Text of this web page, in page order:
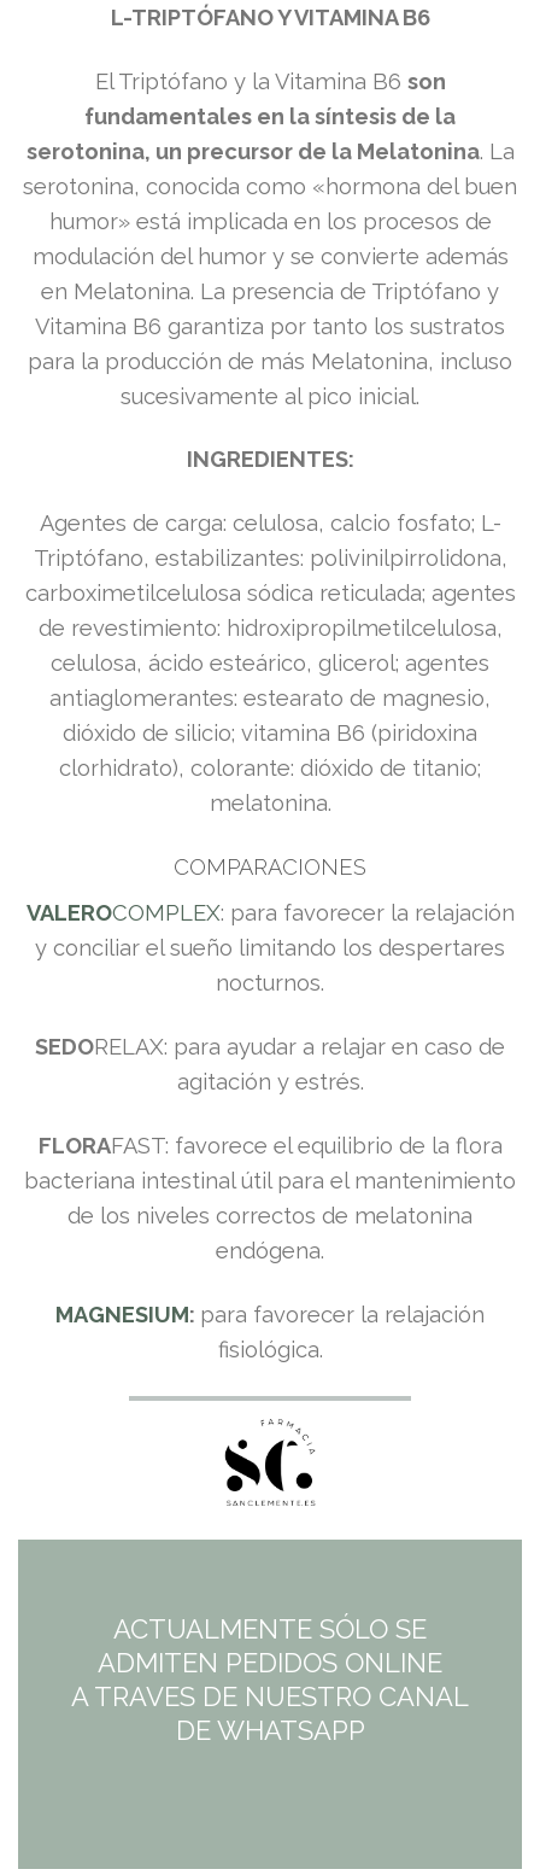
L-TRIPTÓFANO Y VITAMINA B6
El Triptófano y la Vitamina B6 son
fundamentales en la síntesis de la
serotonina, un precursor de la Melatonina. La
serotonina, conocida como «hormona del buen
humor» está implicada en los procesos de
modulación del humor y se convierte además
en Melatonina. La presencia de Triptófano y
Vitamina B6 garantiza por tanto los sustratos
para la producción de más Melatonina, incluso
sucesivamente al pico inicial.
​INGREDIENTES:
Agentes de carga: celulosa, calcio fosfato; L-
Triptófano, estabilizantes: polivinilpirrolidona,
carboximetilcelulosa sódica reticulada; agentes
de revestimiento: hidroxipropilmetilcelulosa,
celulosa, ácido esteárico, glicerol; agentes
antiaglomerantes: estearato de magnesio,
dióxido de silicio; vitamina B6 (piridoxina
clorhidrato), colorante: dióxido de titanio;
melatonina.
COMPARACIONES
VALEROCOMPLEX: para favorecer la relajación
y conciliar el sueño limitando los despertares
nocturnos.
SEDORELAX: para ayudar a relajar en caso de
agitación y estrés.
FLORAFAST: favorece el equilibrio de la flora
bacteriana intestinal útil para el mantenimiento
de los niveles correctos de melatonina
endógena.
MAGNESIUM: para favorecer la relajación
fisiológica.
ACTUALMENTE SÓLO SE
ADMITEN PEDIDOS ONLINE
A TRAVES DE NUESTRO CANAL
DE WHATSAPP